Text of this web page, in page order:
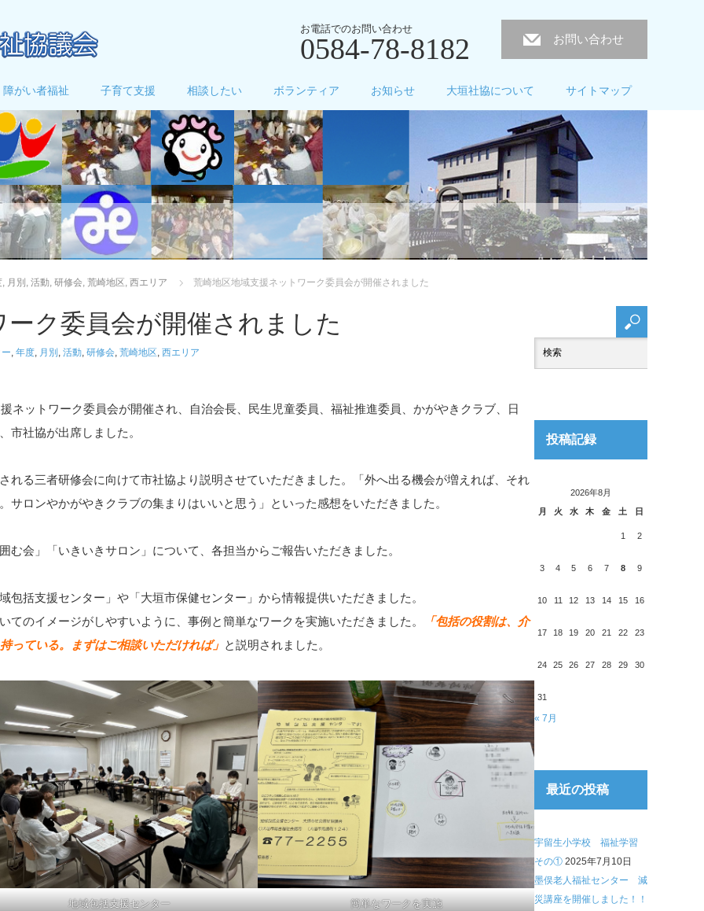
お電話でのお問い合わせ
0584-78-8182 お問い合わせ
障がい者福祉 子育て支援 相談したい ボランティア お知らせ 大垣社協について サイトマップ
月別 活動 研修会 荒崎地区 西エリア 荒崎地区地域支援ネットワーク委員会が開催されました
ク委員会が開催されました
年度 月別 活動 研修会 荒崎地区 西エリア
ネットワーク委員会が開催され、自治会長、民生児童委員、福祉推進委員、かがやきクラブ、日
市社協が出席しました。
る三者研修会に向けて市社協より説明させていただきました。「外へ出る機会が増えれば、それ
ロンやかがやきクラブの集まりはいいと思う」といった感想をいただきました。
会」「いきいきサロン」について、各担当からご報告いただきました。
括支援センター」や「大垣市保健センター」から情報提供いただきました。
のイメージがしやすいように、事例と簡単なワークを実施いただきました。
「包括の役割は、介
っている。まずはご相談いただければ」 と説明されました。
地域包括支援センター 簡単なワークを実施
投稿記録
2026年8月
月
火 水 木 金 土 日
1 2
3 4 5 6 7 8 9
10 11 12 13 14 15 16
17 18 19 20 21 22 23
24 25 26 27 28 29 30
31
« 7月
最近の投稿
宇留生小学校 福祉学習
その① 2025年7月10日
墨俣老人福祉センター 減
災講座を開催しました！！